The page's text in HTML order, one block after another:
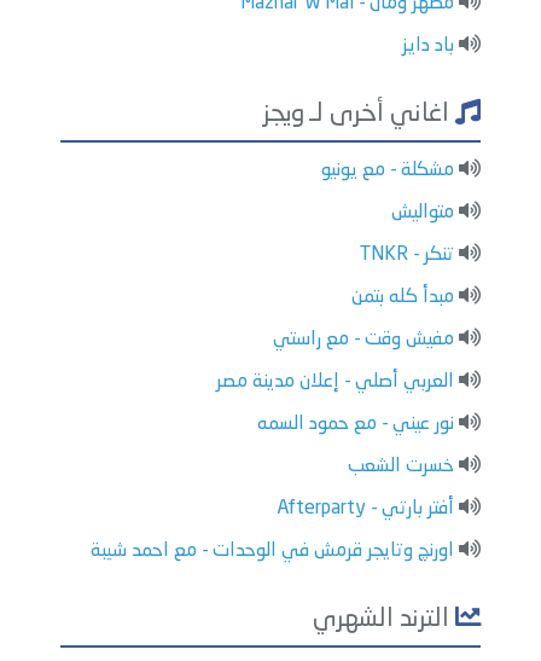
باد دايز
اغاني أخرى لـ ويجز
مشكلة - مع يونيو
متواليش
تنكر - TNKR
مبدأ كله بتمن
مفيش وقت - مع راستي
العربي أصلي - إعلان مدينة مصر
نور عيني - مع حمود السمه
خسرت الشعب
أفتر بارتي - Afterparty
اورنچ وتايجر قرمش في الوحدات - مع احمد شيبة
الترند الشهري